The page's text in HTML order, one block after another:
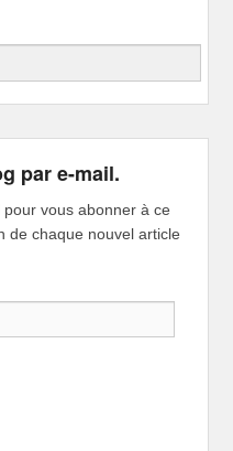
par e-mail.
vous abonner à ce
de chaque nouvel article